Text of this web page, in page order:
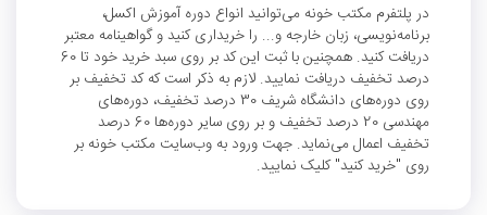
در پلتفرم مکتب خونه می‌توانید انواع دوره آموزش اکسل،
برنامه‌نویسی، زبان خارجه و... را خریداری کنید و گواهینامه معتبر
دریافت کنید. همچنین با ثبت این کد بر روی سبد خرید خود تا 60
درصد تخفیف دریافت نمایید. لازم به ذکر است که کد تخفیف بر
روی دوره‌های دانشگاه شریف 30 درصد تخفیف، دوره‌های
مهندسی 20 درصد تخفیف و بر روی سایر دوره‌ها 60 درصد
تخفیف اعمال می‌نماید. جهت ورود به وب‌سایت مکتب خونه بر
روی "خرید کنید" کلیک نمایید.